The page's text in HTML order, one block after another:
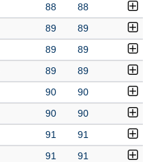
88 88
89 89
89 89
89 89
90 90
90 90
91 91
91 91